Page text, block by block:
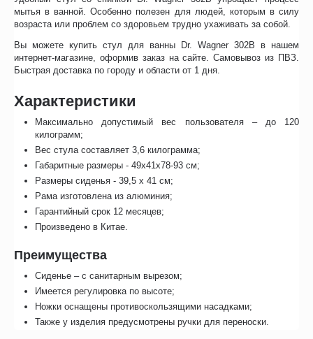
мытья в ванной. Особенно полезен для людей, которым в силу
возраста или проблем со здоровьем трудно ухаживать за собой.
Вы можете купить стул для ванны Dr. Wagner 302B в нашем
интернет-магазине, оформив заказ на сайте. Самовывоз из ПВЗ.
Быстрая доставка по городу и области от 1 дня.
Характеристики
Максимально допустимый вес пользователя – до 120
килограмм;
Вес стула составляет 3,6 килограмма;
Габаритные размеры - 49х41x78-93 см;
Размеры сиденья - 39,5 х 41 см;
Рама изготовлена из алюминия;
Гарантийный срок 12 месяцев;
Произведено в Китае.
Преимущества
Сиденье – с санитарным вырезом;
Имеется регулировка по высоте;
Ножки оснащены противоскользящими насадками;
Также у изделия предусмотрены ручки для переноски.